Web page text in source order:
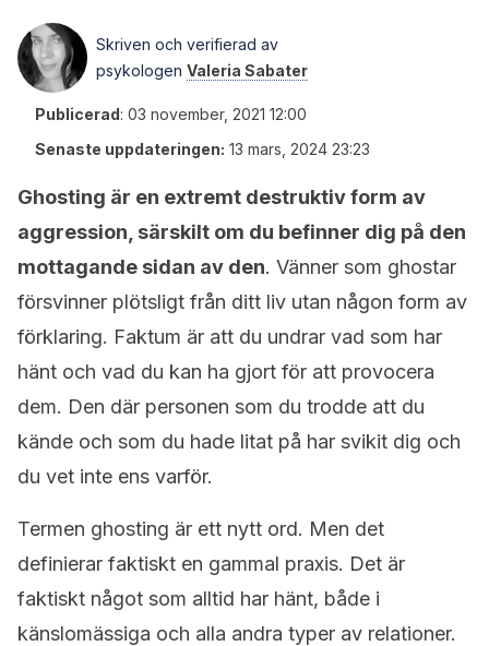
Skriven och verifierad av
psykologen Valeria Sabater
Publicerad: 03 november, 2021 12:00
Senaste uppdateringen: 13 mars, 2024 23:23
Ghosting är en extremt destruktiv form av
aggression, särskilt om du befinner dig på den
mottagande sidan av den. Vänner som ghostar
försvinner plötsligt från ditt liv utan någon form av
förklaring. Faktum är att du undrar vad som har
hänt och vad du kan ha gjort för att provocera
dem. Den där personen som du trodde att du
kände och som du hade litat på har svikit dig och
du vet inte ens varför.
Termen ghosting är ett nytt ord. Men det
definierar faktiskt en gammal praxis. Det är
faktiskt något som alltid har hänt, både i
känslomässiga och alla andra typer av relationer.